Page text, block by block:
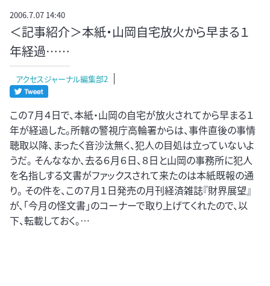
2006.7.07 14:40
＜記事紹介＞本紙・山岡自宅放火から早まる１
年経過……
アクセスジャーナル編集部2
この７月４日で、本紙・山岡の自宅が放火されてから早まる１
年が経過した。所轄の警視庁高輪署からは、事件直後の事情
聴取以降、まったく音沙汰無く、犯人の目処は立っていないよ
うだ。 そんななか、去る６月６日、８日と山岡の事務所に犯人
を名指しする文書がファックスされて来たのは本紙既報の通
り。 その件を、この７月１日発売の月刊経済雑誌『財界展望』
が、「今月の怪文書」のコーナーで取り上げてくれたので、以
下、転載しておく。…